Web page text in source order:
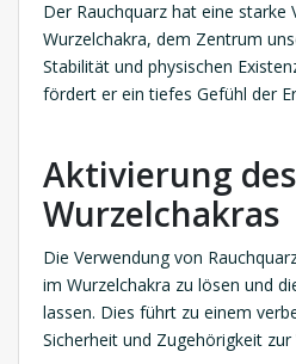
Der Rauchquarz hat eine starke
Wurzelchakra, dem Zentrum
Stabilität und physischen
fördert er ein tiefes Gefühl der
Aktivierung des
Wurzelchakras
Die Verwendung von
im Wurzelchakra zu lösen und
lassen. Dies führt zu einem
Sicherheit und Zugehörigkeit zur